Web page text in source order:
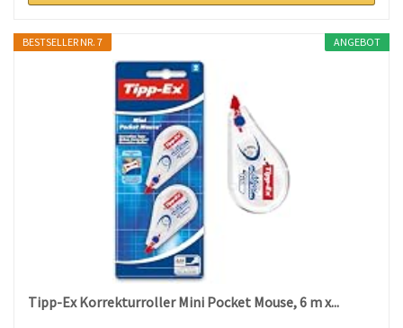
ANGEBOT
BESTSELLER NR. 7
Tipp-Ex Korrekturroller Mini Pocket Mouse, 6 m x...